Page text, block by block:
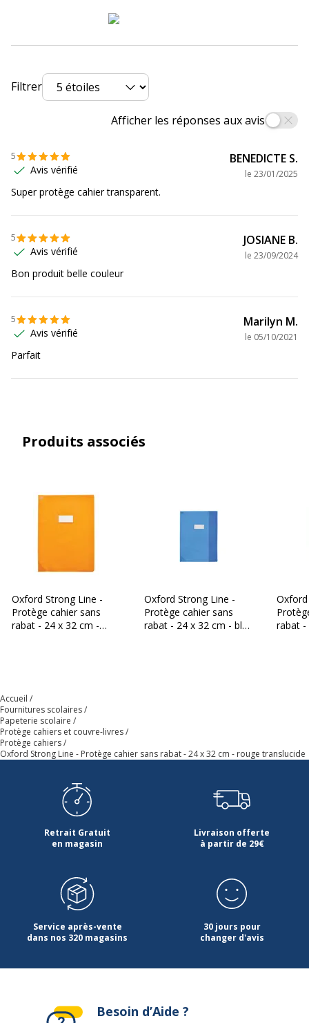
Référence produit fabricant
Filtrer
Afficher les réponses aux avis
5
Avis vérifié
BENEDICTE S.
le 23/01/2025
Super protège cahier transparent.
5
Avis vérifié
JOSIANE B.
le 23/09/2024
Bon produit belle couleur
5
Avis vérifié
Marilyn M.
le 05/10/2021
Parfait
Produits associés
Oxford Strong Line -
Protège cahier sans
rabat - 24 x 32 cm -
Oxford Strong Line -
Protège cahier sans
rabat - 24 x 32 cm - bleu
rabat -
Accueil
Fournitures scolaires
Papeterie scolaire
Protège cahiers et couvre-livres
Protège cahiers
Oxford Strong Line - Protège cahier sans rabat - 24 x 32 cm - rouge translucide
Retrait Gratuit
en magasin
Livraison offerte
à partir de 29€
Service après-vente
dans nos 320 magasins
30 jours pour
changer d'avis
Besoin d’Aide ?